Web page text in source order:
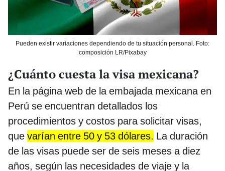
Pueden existir variaciones dependiendo de tu situación personal. Foto:
composición LR/Pixabay
¿Cuánto cuesta la visa mexicana?
En la página web de la embajada mexicana en
Perú se encuentran detallados los
procedimientos y costos para solicitar visas,
que varían entre 50 y 53 dólares. La duración
de las visas puede ser de seis meses a diez
años, según las necesidades de viaje y la